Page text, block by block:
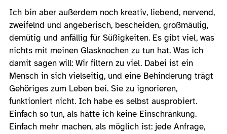
Ich bin aber außerdem noch kreativ, liebend, nervend,
zweifelnd und angeberisch, bescheiden, großmäulig,
demütig und anfällig für Süßigkeiten. Es gibt viel, was
nichts mit meinen Glasknochen zu tun hat. Was ich
damit sagen will: Wir filtern zu viel. Dabei ist ein
Mensch in sich vielseitig, und eine Behinderung trägt
Gehöriges zum Leben bei. Sie zu ignorieren,
funktioniert nicht. Ich habe es selbst ausprobiert.
Einfach so tun, als hätte ich keine Einschränkung.
Einfach mehr machen, als möglich ist: jede Anfrage,